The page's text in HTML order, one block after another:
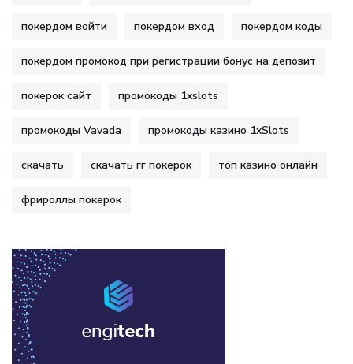
покердом войти покердом вход покердом коды
покердом промокод при регистрации бонус на депозит
покерок сайт промокоды 1xslots
промокоды Vavada промокоды казино 1xSlots
скачать скачать гг покерок топ казино онлайн
фрироллы покерок